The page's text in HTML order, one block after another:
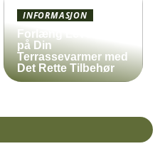
INFORMASJON
Forlæng Levetiden
på Din
Terrassevarmer med
Det Rette Tilbehør